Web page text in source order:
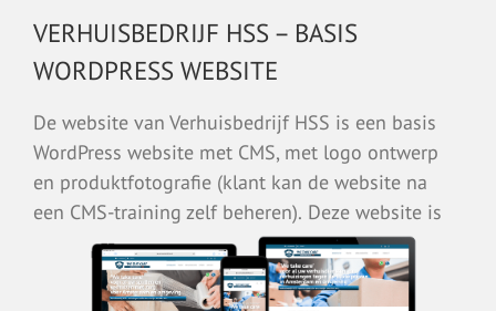
VERHUISBEDRIJF HSS – BASIS
WORDPRESS WEBSITE
De website van Verhuisbedrijf HSS is een basis
WordPress website met CMS, met logo ontwerp
en produktfotografie (klant kan de website na
een CMS-training zelf beheren). Deze website is